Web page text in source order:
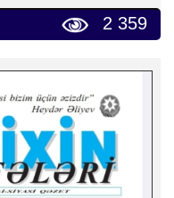
2 359